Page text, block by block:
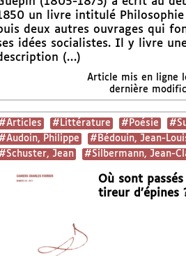
un livre intitulé Philosophie
deux autres ouvrages qui
idées socialistes. Il y livre
(…)
Article mis en ligne
dernière
#Littérature #Poésie
Philippe
#Bédouin, Jean-
Jean
#Silbermann, Jean-
Où sont
tireur d’épines